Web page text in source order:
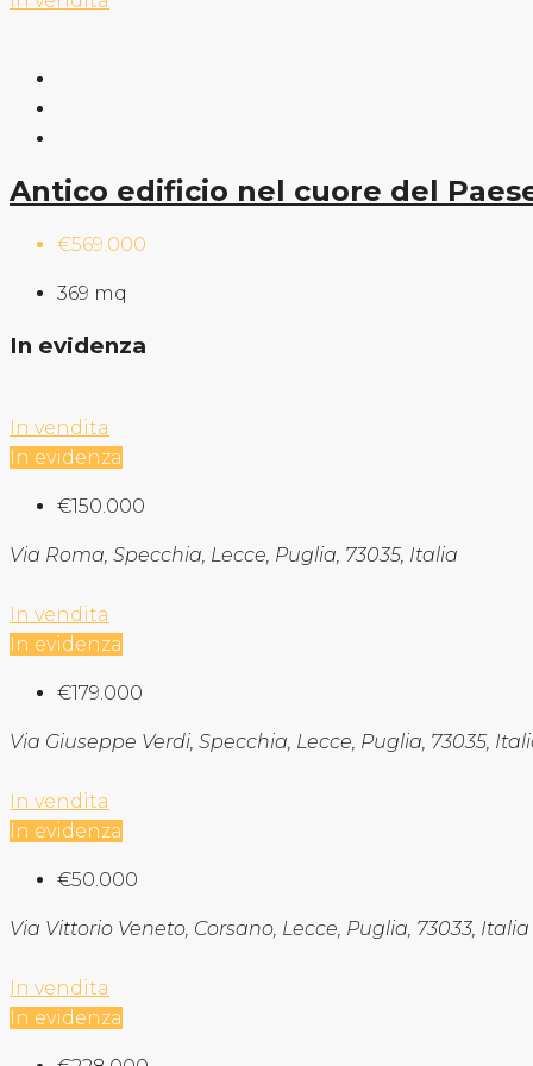
Antico edificio nel cuore del
€569.000
369 mq
In evidenza
In vendita
In evidenza
€150.000
Via Roma, Specchia, Lecce, Puglia, 73035, Italia
In vendita
In evidenza
€179.000
Via Giuseppe Verdi, Specchia, Lecce, Puglia, 73035,
In vendita
In evidenza
€50.000
Via Vittorio Veneto, Corsano, Lecce, Puglia, 73033, Italia
In vendita
In evidenza